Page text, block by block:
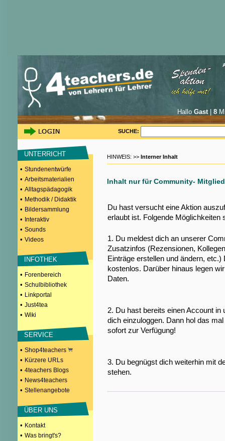
Hallo Gast| 8
SUCHE:
UNTERRICHT
• Stundenentwürfe
• Arbeitsmaterialien
• Alltagspädagogik
• Methodik / Didaktik
• Bildersammlung
• Interaktiv
• Sounds
• Videos
INFOTHEK
• Forenbereich
• Schulbibliothek
• Linkportal
• Just4tea
• Wiki
SERVICE
• Shop4teachers
• Kürzere URLs
• 4teachers Blogs
• News4teachers
• Stellenangebote
ÜBER UNS
• Kontakt
• Was bringt's?
HINWEIS: >> Interner Inhalt
Inhalt nur für Community-
Du hast versucht eine Aktion
erlaubt ist. Folgende Möglichkeiten
1. Du meldest dich an unserer
Zusatzinfos (Rezensionen,
Einträge erstellen und ändern,
kostenlos. Darüber hinaus legen
Daten.
2. Du hast bereits einen Account
dich einzuloggen. Dann hol das
sofort zur Verfügung!
3. Du begnügst dich weiterhin mit
stehen.